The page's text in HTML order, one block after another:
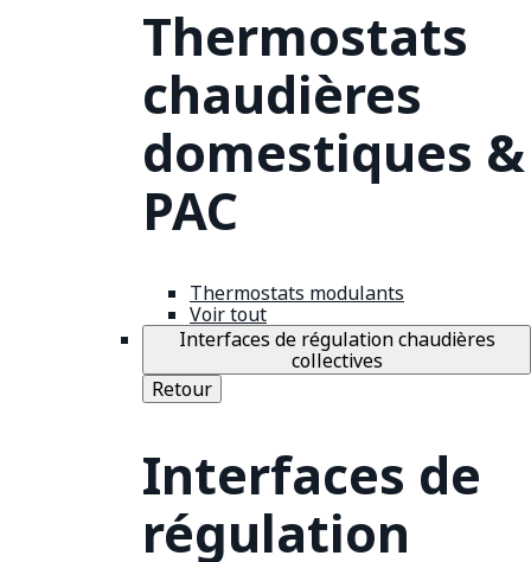
Thermostats
chaudières
domestiques &
PAC
Thermostats modulants
Voir tout
Interfaces de régulation chaudières
collectives
Retour
Interfaces de
régulation